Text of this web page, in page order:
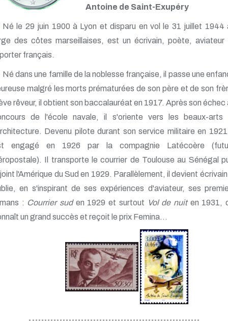
Antoine de Saint-Exupéry
Né le 29 juin 1900 à Lyon et disparu en vol le 31 juillet 1944
des côtes marseillaises, est un écrivain, poète, aviateur
français.
Né dans une famille de la noblesse française, il passe une
malgré les morts prématurées de son père et de son
rêveur, il obtient son baccalauréat en 1917. Après son échec
de l'école navale, il s'oriente vers les beaux-arts
Devenu pilote durant son service militaire en
engagé en 1926 par la compagnie Latécoère
Il transporte le courrier de Toulouse au Sénégal
l'Amérique du Sud en 1929. Parallèlement, il devient
en s'inspirant de ses expériences d'aviateur, ses
: Courrier suden 1929 et surtout Vol de nuiten 1931,
un grand succès et reçoit le prix Femina...